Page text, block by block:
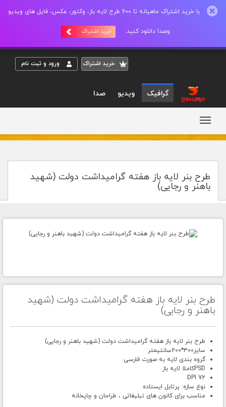
با خرید اشتراک ماهیانه تا 600 طرح لایه باز، وکتور، عکس، فایل های ویدیو
وصدا دانلود کنید. خرید اشتراک
خريد اشتراک ورود و ثبت نام
گرافیک ویدیو صدا
طرح بنر لایه باز هفته گرامیداشت دولت (شهید
باهنر و رجایی)
طرح بنر لایه باز هفته گرامیداشت دولت (شهید
باهنر و رجایی)
طرح بنر لایه باز هفته گرامیداشت دولت (شهید باهنر و رجایی)
سایز300*200سانتیمتر
گروه بندی لایه به صورت فارسی
PSDکاملا لایه باز
DPI 72
نوع سازه: پرتابل ایستاده
مناسب برای کانون های تبلیغاتی ، طراحان و چاپخانه